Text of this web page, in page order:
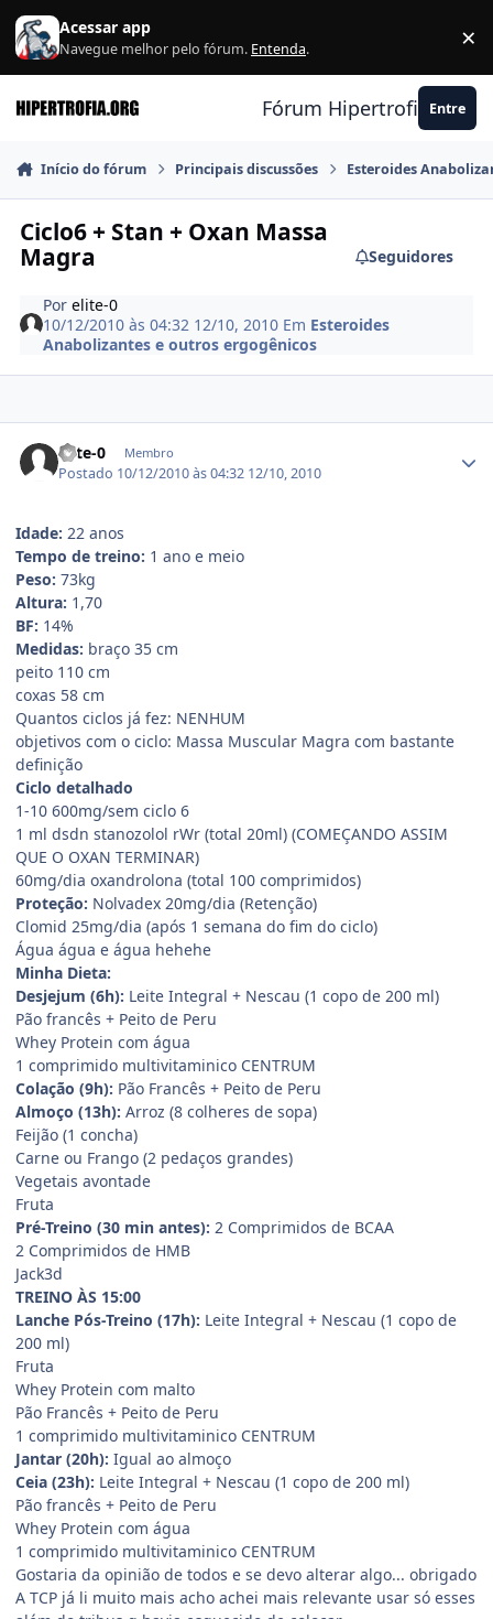
Ir para conteúdo
Acessar app
Navegue melhor pelo fórum. Entenda. ×
Fórum Hipertrofia.org
Entre
Início do fórum Principais discussões Esteroides
Ciclo6 + Stan + Oxan Massa
Magra
Seguidores
Porelite-0
10/12/2010 às 04:32 12/10, 2010 Em Esteroides
Anabolizantes e outros ergogênicos
elite-0 Membro
Postado 10/12/2010 às 04:32 12/10, 2010
Idade: 22 anos
Tempo de treino: 1 ano e meio
Peso: 73kg
Altura: 1,70
BF: 14%
Medidas: braço 35 cm
peito 110 cm
coxas 58 cm
Quantos ciclos já fez: NENHUM
objetivos com o ciclo: Massa Muscular Magra com bastante
definição
Ciclo detalhado
1-10 600mg/sem ciclo 6
1 ml dsdn stanozolol rWr (total 20ml) (COMEÇANDO ASSIM
QUE O OXAN TERMINAR)
60mg/dia oxandrolona (total 100 comprimidos)
Proteção: Nolvadex 20mg/dia (Retenção)
Clomid 25mg/dia (após 1 semana do fim do ciclo)
Água água e água hehehe
Minha Dieta:
Desjejum (6h): Leite Integral + Nescau (1 copo de 200 ml)
Pão francês + Peito de Peru
Whey Protein com água
1 comprimido multivitaminico CENTRUM
Colação (9h): Pão Francês + Peito de Peru
Almoço (13h): Arroz (8 colheres de sopa)
Feijão (1 concha)
Carne ou Frango (2 pedaços grandes)
Vegetais avontade
Fruta
Pré-Treino (30 min antes): 2 Comprimidos de BCAA
2 Comprimidos de HMB
Jack3d
TREINO ÀS 15:00
Lanche Pós-Treino (17h): Leite Integral + Nescau (1 copo de
200 ml)
Fruta
Whey Protein com malto
Pão Francês + Peito de Peru
1 comprimido multivitaminico CENTRUM
Jantar (20h): Igual ao almoço
Ceia (23h): Leite Integral + Nescau (1 copo de 200 ml)
Pão francês + Peito de Peru
Whey Protein com água
1 comprimido multivitaminico CENTRUM
Gostaria da opinião de todos e se devo alterar algo... obrigado
A TCP já li muito mais acho achei mais relevante usar só esses